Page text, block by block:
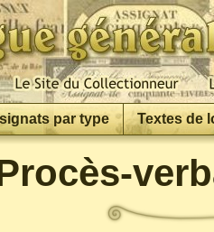
par type Textes de